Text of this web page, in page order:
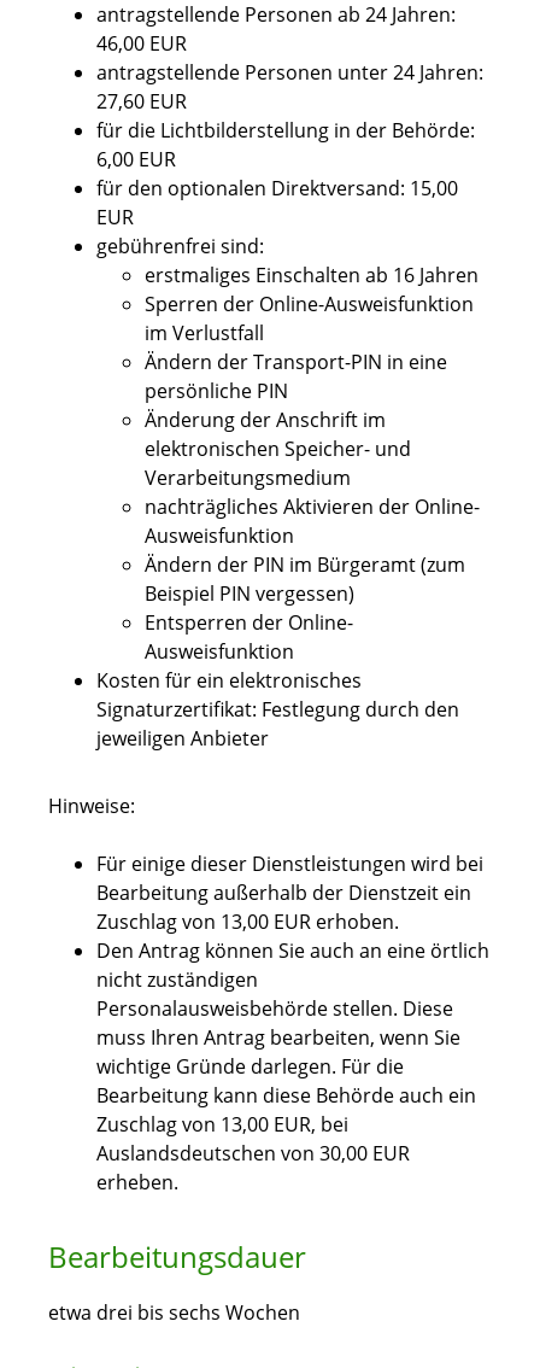
antragstellende Personen ab 24 Jahren:
46,00 EUR
antragstellende Personen unter 24 Jahren:
27,60 EUR
für die Lichtbilderstellung in der Behörde:
6,00 EUR
für den optionalen Direktversand: 15,00
EUR
gebührenfrei sind:
erstmaliges Einschalten ab 16 Jahren
Sperren der Online-Ausweisfunktion
im Verlustfall
Ändern der Transport-PIN in eine
persönliche PIN
Änderung der Anschrift im
elektronischen Speicher- und
Verarbeitungsmedium
nachträgliches Aktivieren der Online-
Ausweisfunktion
Ändern der PIN im Bürgeramt (zum
Beispiel PIN vergessen)
Entsperren der Online-
Ausweisfunktion
Kosten für ein elektronisches
Signaturzertifikat: Festlegung durch den
jeweiligen Anbieter
Hinweise:
Für einige dieser Dienstleistungen wird bei
Bearbeitung außerhalb der Dienstzeit ein
Zuschlag von 13,00 EUR erhoben.
Den Antrag können Sie auch an eine örtlich
nicht zuständigen
Personalausweisbehörde stellen. Diese
muss Ihren Antrag bearbeiten, wenn Sie
wichtige Gründe darlegen. Für die
Bearbeitung kann diese Behörde auch ein
Zuschlag von 13,00 EUR, bei
Auslandsdeutschen von 30,00 EUR
erheben.
Bearbeitungsdauer
etwa drei bis sechs Wochen